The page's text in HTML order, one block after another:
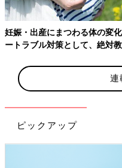
妊娠・出産にまつわる体の変
ートラブル対策として、絶対
連
ピックアップ